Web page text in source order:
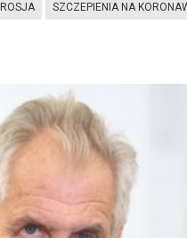
ROSJA SZCZEPIENIA NA